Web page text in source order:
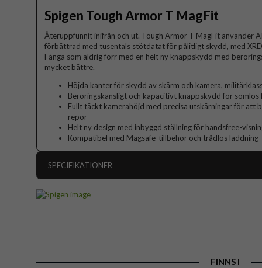
Spigen Tough Armor T MagFit
Återuppfunnit inifrån och ut. Tough Armor T MagFit använder
förbättrad med tusentals stötdatat för pålitligt skydd, med
Fånga som aldrig förr med en helt ny knappskydd med
mycket bättre.
Höjda kanter för skydd av skärm och kamera,
Beröringskänsligt och kapacitivt knappskydd för
Fullt täckt kamerahöjd med precisa utskärningar för att
repor
Helt ny design med inbyggd ställning för handsfree-
Kompatibel med Magsafe-tillbehör och trådlös laddning
SPECIFIKATIONER
Färg
FINNS I